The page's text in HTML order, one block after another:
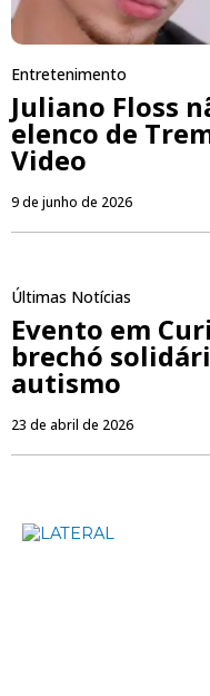
Entretenimento
Juliano Floss
elenco de
Video
9 de junho de 2026
Últimas Notícias
Evento em
brechó
autismo
23 de abril de 2026